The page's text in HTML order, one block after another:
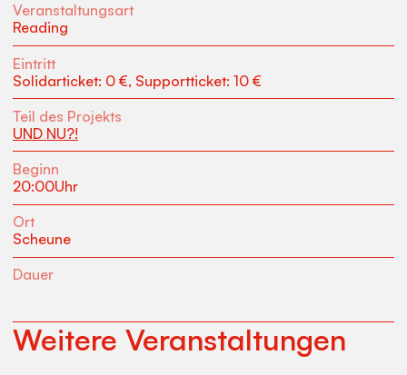
Veranstaltungsart
Reading
Eintritt
Solidarticket: 0 €, Supportticket: 10 €
Teil des Projekts
UND NU?!
Beginn
20:00Uhr
Ort
Scheune
Dauer
Weitere Veranstaltungen